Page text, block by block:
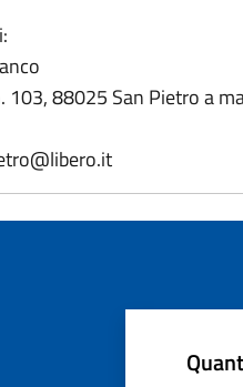
103, 88025 San Pietro a